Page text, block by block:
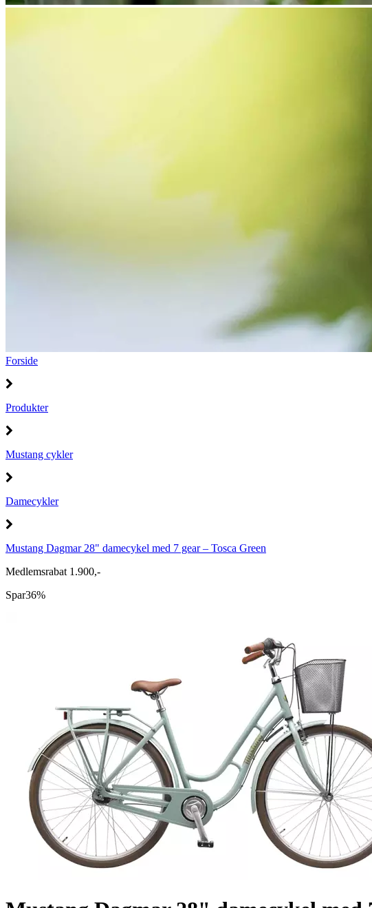
Forside
Produkter
Mustang cykler
Damecykler
Mustang Dagmar 28" damecykel med 7 gear – Tosca Green
Medlemsrabat 1.900,-
Spar36%